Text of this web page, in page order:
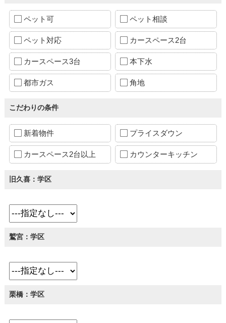
ペット可 ペット相談
ペット対応 カースペース2台
カースペース3台 本下水
都市ガス 角地
こだわりの条件
新着物件 プライスダウン
カースペース2台以上 カウンターキッチン
旧久喜：学区
鷲宮：学区
栗橋：学区